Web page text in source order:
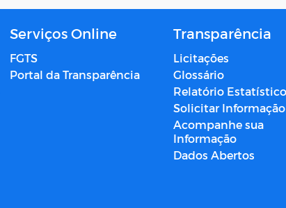
Serviços Online
FGTS
Portal da Transparência
Transparência
Licitações
Glossário
Relatório Estatístico
Solicitar Informação
Acompanhe sua
Informação
Dados Abertos